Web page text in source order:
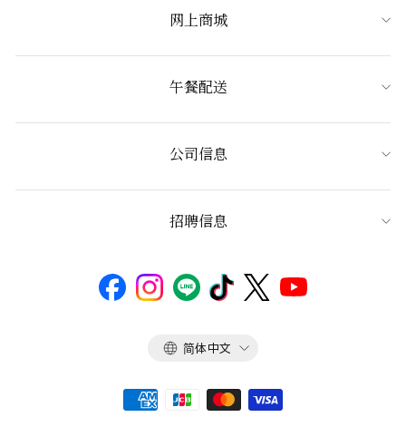
网上商城
午餐配送
公司信息
招聘信息
语
简体中文